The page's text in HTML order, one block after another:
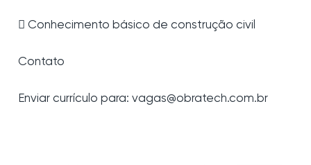
 Conhecimento básico de construção civil
Contato
Enviar currículo para: vagas@obratech.com.br